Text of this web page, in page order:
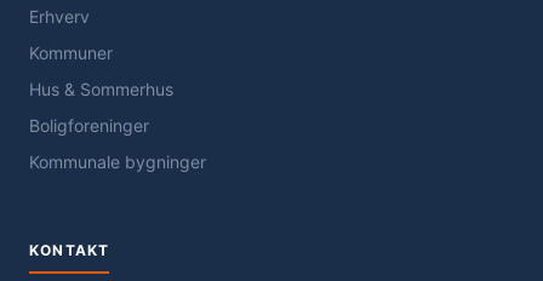
Erhverv
Kommuner
Hus & Sommerhus
Boligforeninger
Kommunale bygninger
KONTAKT